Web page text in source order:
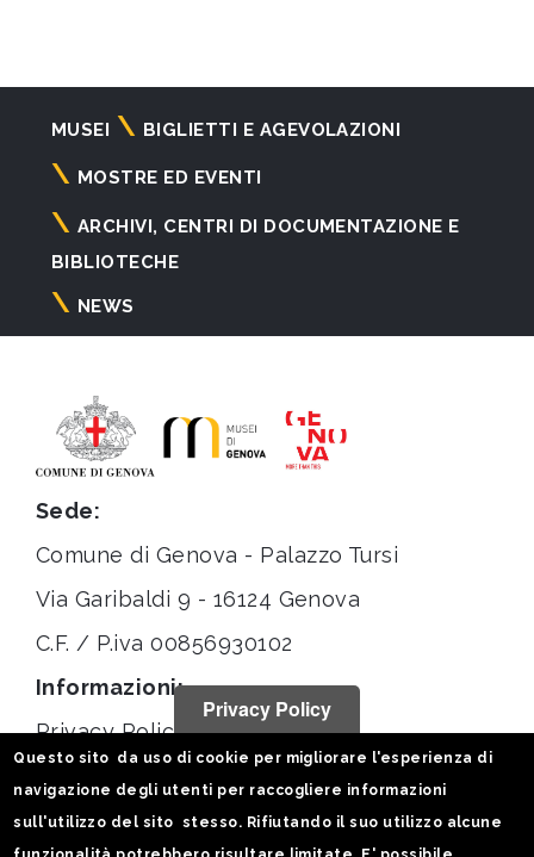
Navigazione
principale
MUSEI BIGLIETTI E AGEVOLAZIONI
MOSTRE ED EVENTI
ARCHIVI, CENTRI DI DOCUMENTAZIONE E
BIBLIOTECHE
NEWS
Sede:
Comune di Genova - Palazzo Tursi
Via Garibaldi 9 - 16124 Genova
C.F. / P.iva 00856930102
Informazioni:
Privacy Policy
Statistiche
Privacy Policy
Questo sito da uso di cookie per migliorare l'esperienza di
navigazione degli utenti per raccogliere informazioni
sull'utilizzo del sito stesso. Rifiutando il suo utilizzo alcune